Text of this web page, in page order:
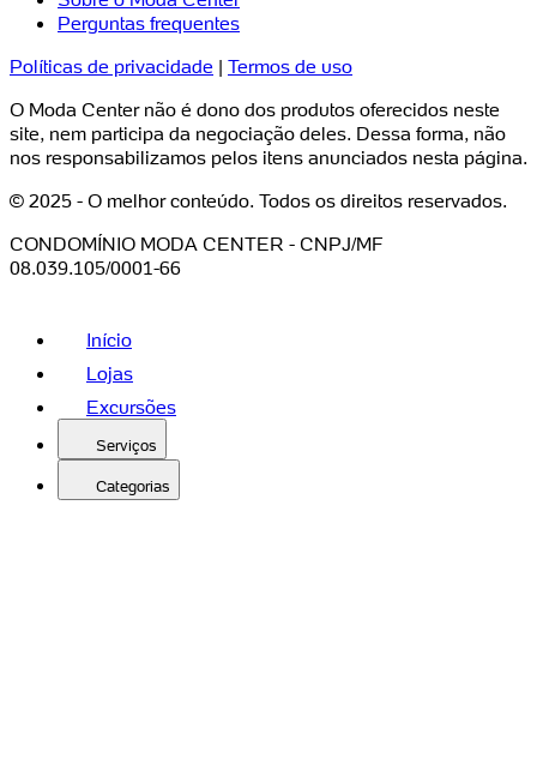
Perguntas frequentes
Políticas de privacidade | Termos de uso
O Moda Center não é dono dos produtos oferecidos neste
site, nem participa da negociação deles. Dessa forma, não
nos responsabilizamos pelos itens anunciados nesta página.
© 2025 - O melhor conteúdo. Todos os direitos reservados.
CONDOMÍNIO MODA CENTER - CNPJ/MF
08.039.105/0001-66
Início
Lojas
Excursões
Serviços
Categorias